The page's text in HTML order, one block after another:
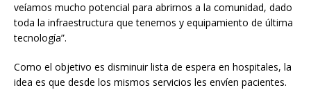
veíamos mucho potencial para abrirnos a la comunidad, dado
toda la infraestructura que tenemos y equipamiento de última
tecnología”.
Como el objetivo es disminuir lista de espera en hospitales, la
idea es que desde los mismos servicios les envíen pacientes.